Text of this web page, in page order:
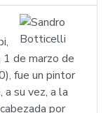
de marzo de
fue un pintor
su vez, a la
por